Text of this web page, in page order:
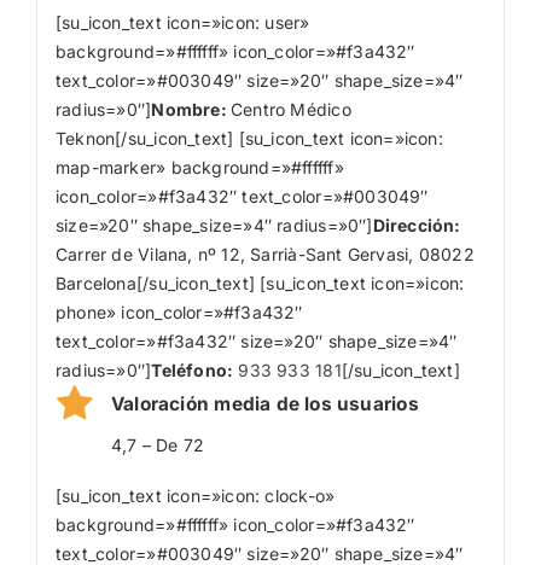
[su_icon_text icon=»icon: user»
background=»#ffffff» icon_color=»#f3a432″
text_color=»#003049″ size=»20″ shape_size=»4″
radius=»0″]Nombre: Centro Médico
Teknon[/su_icon_text] [su_icon_text icon=»icon:
map-marker» background=»#ffffff»
icon_color=»#f3a432″ text_color=»#003049″
size=»20″ shape_size=»4″ radius=»0″]Dirección:
Carrer de Vilana, nº 12, Sarrià-Sant Gervasi, 08022
Barcelona[/su_icon_text] [su_icon_text icon=»icon:
phone» icon_color=»#f3a432″
text_color=»#f3a432″ size=»20″ shape_size=»4″
radius=»0″]Teléfono: 933 933 181[/su_icon_text]
Valoración media de los usuarios
4,7 – De 72
[su_icon_text icon=»icon: clock-o»
background=»#ffffff» icon_color=»#f3a432″
text_color=»#003049″ size=»20″ shape_size=»4″